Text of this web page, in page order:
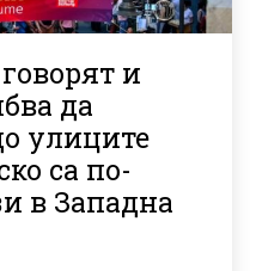
и
да
улиците
са по-
в Западна